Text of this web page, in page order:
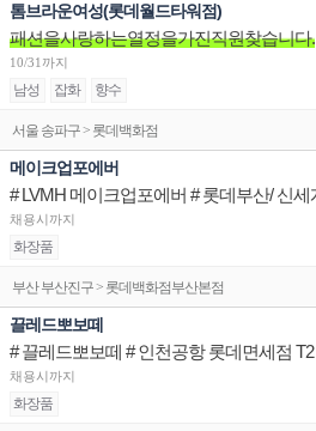
톰브라운여성(롯데월드타워점)
패션을사랑하는열정을가진직원찾습니다.
10/31까지
남성 잡화 향수
서울 송파구 > 롯데백화점
메이크업포에버
채용시까지
화장품
부산 부산진구 > 롯데백화점부산본점
끌레드뽀보떼
채용시까지
화장품